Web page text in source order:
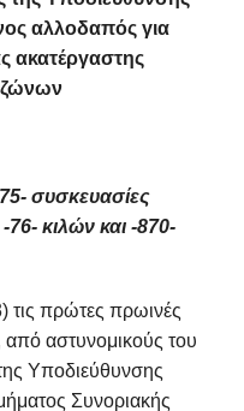
αλλοδαπός για
ακατέργαστης
συσκευασίες
κιλών και -870-
πρώτες πρωινές
αστυνομικούς του
Υποδιεύθυνσης
Συνοριακής